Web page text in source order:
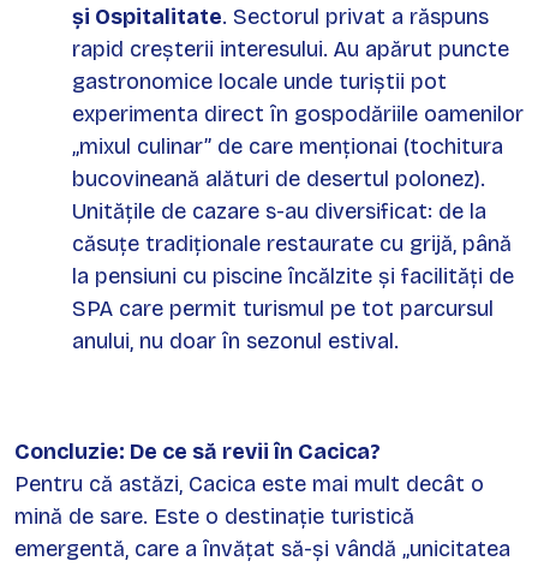
și Ospitalitate. Sectorul privat a răspuns
rapid creșterii interesului. Au apărut puncte
gastronomice locale unde turiștii pot
experimenta direct în gospodăriile oamenilor
„mixul culinar” de care menționai (tochitura
bucovineană alături de desertul polonez).
Unitățile de cazare s-au diversificat: de la
căsuțe tradiționale restaurate cu grijă, până
la pensiuni cu piscine încălzite și facilități de
SPA care permit turismul pe tot parcursul
anului, nu doar în sezonul estival.
Concluzie: De ce să revii în Cacica?
Pentru că astăzi, Cacica este mai mult decât o
mină de sare. Este o destinație turistică
emergentă, care a învățat să-și vândă „unicitatea